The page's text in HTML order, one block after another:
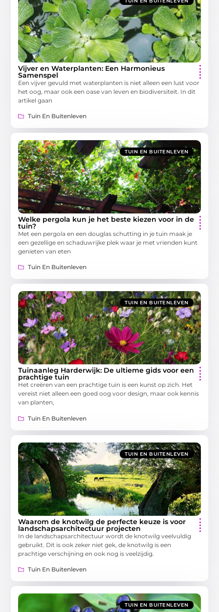
Vijver en Waterplanten: Een Harmonieus
Samenspel
Een vijver gevuld met waterplanten is niet alleen een lust voor
het oog, maar ook een oase van leven en biodiversiteit. In dit
artikel gaan
Tuin En Buitenleven
TUIN EN BUITENLEVEN
Welke pergola kun je het beste kiezen voor in de
tuin?
Met een pergola en een douglas schutting in je tuin maak je
een gezellige en schaduwrijke plek waar je met vrienden kunt
genieten van eten
Tuin En Buitenleven
TUIN EN BUITENLEVEN
Tuinaanleg Harderwijk: De ultieme gids voor een
prachtige tuin
Het creëren van een prachtige tuin is een kunst op zich. Het
vereist niet alleen een goed oog voor design, maar ook kennis
van planten,
Tuin En Buitenleven
TUIN EN BUITENLEVEN
Waarom de knotwilg de perfecte keuze is voor
landschapsarchitectuur projecten
In de landschapsarchitectuur wordt de knotwilg veelvuldig
gebruikt. Dit is ook zeker niet gek, de knotwilg is een
prachtige verschijning en ook nog is veelzijdig.
Tuin En Buitenleven
TUIN EN BUITENLEVEN